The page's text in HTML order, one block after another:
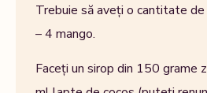
Trebuie să aveți o cantitate
– 4 mango.
Faceți un sirop din 150 grame